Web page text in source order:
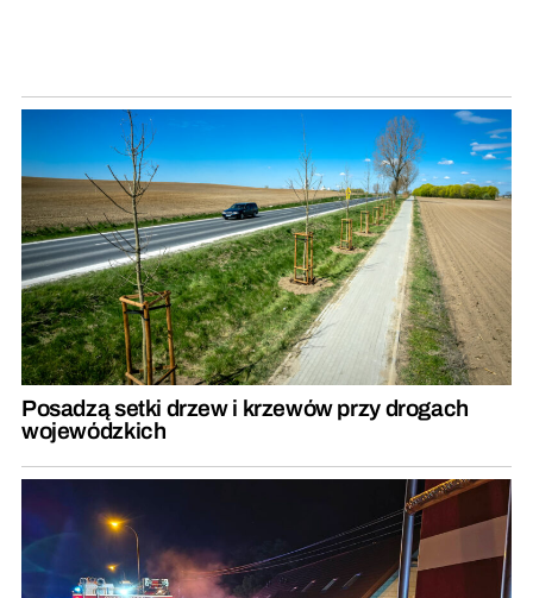
Posadzą setki drzew i krzewów przy drogach
wojewódzkich